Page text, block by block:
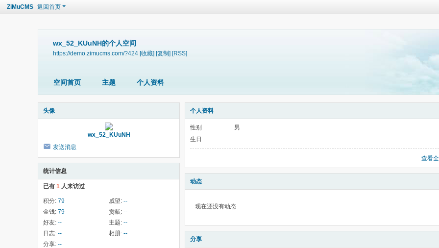
ZiMuCMS 返回首页
wx_52_KUuNH的个人空间
https://demo.zimucms.com/?424 [收藏] [复制] [RSS]
空间首页 主题 个人资料
头像
wx_52_KUuNH
发送消息
统计信息
已有 1 人来访过
积分: 79 威望: --
金钱: 79 贡献: --
好友: -- 主题: --
日志: -- 相册: --
分享: --
个人资料
性别
男
生日
查看
动态
现在还没有动态
分享